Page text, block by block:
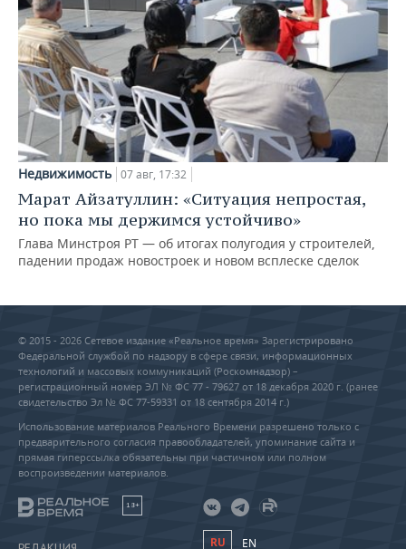
Недвижимость 07 авг, 17:32
Марат Айзатуллин: «Ситуация непростая,
но пока мы держимся устойчиво»
Глава Минстроя РТ — об итогах полугодия у строителей,
падении продаж новостроек и новом всплеске сделок
© 2015 - 2026 Сетевое издание «Реальное время» Зарегистрировано
Федеральной службой по надзору в сфере связи, информационных
технологий и массовых коммуникаций (Роскомнадзор) –
регистрационный номер ЭЛ № ФС 77 - 79627 от 18 декабря 2020 г. (ранее
свидетельство Эл № ФС 77-59331 от 18 сентября 2014 г.)
Использование материалов Реального Времени разрешено только с
предварительного согласия правообладателей, упоминание сайта и
прямая гиперссылка обязательны при частичном или полном
воспроизведении материалов.
18+
RU EN